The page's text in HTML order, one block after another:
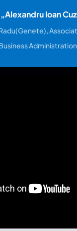
Ioan
Administration